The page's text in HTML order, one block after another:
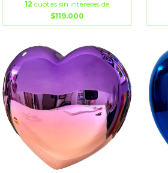
12 cuotas sin intereses de
$119.000